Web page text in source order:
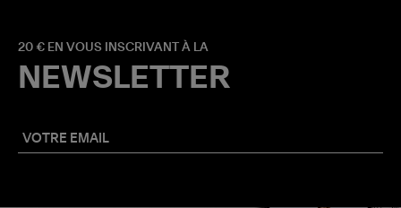
20 € EN VOUS INSCRIVANT À LA
NEWSLETTER